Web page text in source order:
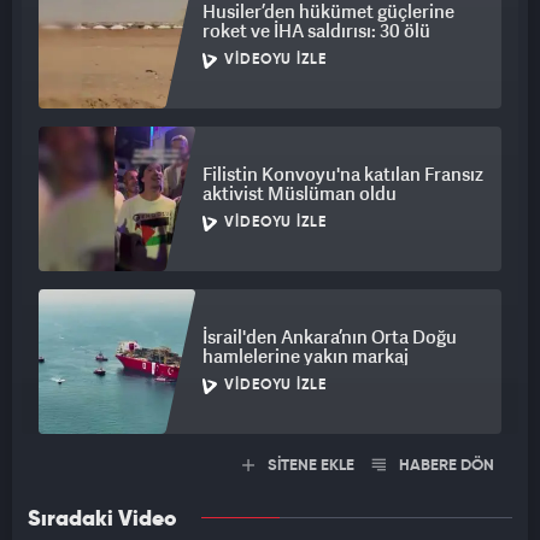
Husiler’den hükümet güçlerine
roket ve İHA saldırısı: 30 ölü
VIDEOYU İZLE
Filistin Konvoyu'na katılan Fransız
aktivist Müslüman oldu
VIDEOYU İZLE
İsrail'den Ankara’nın Orta Doğu
hamlelerine yakın markaj
VIDEOYU İZLE
SİTENE EKLE HABERE DÖN
Sıradaki Video